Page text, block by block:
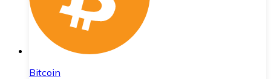
Bitcoin